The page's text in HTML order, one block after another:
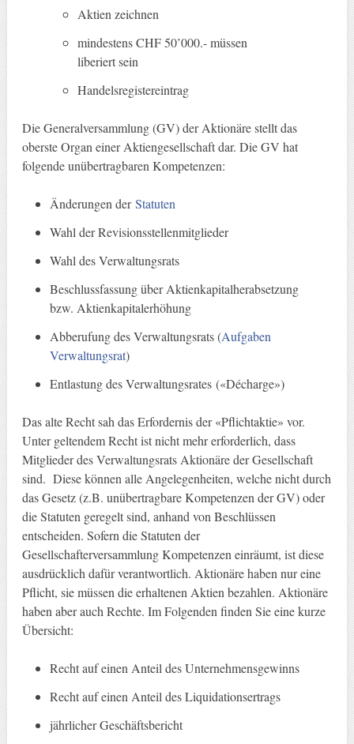
Aktien zeichnen
mindestens CHF 50’000.- müssen
liberiert sein
Handelsregistereintrag
Die Generalversammlung (GV) der Aktionäre stellt das
oberste Organ einer Aktiengesellschaft dar. Die GV hat
folgende unübertragbaren Kompetenzen:
Änderungen derStatuten
Wahl der Revisionsstellenmitglieder
Wahl des Verwaltungsrats
Beschlussfassung über Aktienkapitalherabsetzung
bzw. Aktienkapitalerhöhung
Abberufung des Verwaltungsrats (Aufgaben
Verwaltungsrat)
Entlastung des Verwaltungsrates («Décharge»)
Das alte Recht sah das Erfordernis der «Pflichtaktie» vor.
Unter geltendem Recht ist nicht mehr erforderlich, dass
Mitglieder des Verwaltungsrats Aktionäre der Gesellschaft
sind. Diese können alle Angelegenheiten, welche nicht durch
das Gesetz (z.B. unübertragbare Kompetenzen der GV) oder
die Statuten geregelt sind, anhand von Beschlüssen
entscheiden. Sofern die Statuten der
Gesellschafterversammlung Kompetenzen einräumt, ist diese
ausdrücklich dafür verantwortlich. Aktionäre haben nur eine
Pflicht, sie müssen die erhaltenen Aktien bezahlen. Aktionäre
haben aber auch Rechte. Im Folgenden finden Sie eine kurze
Übersicht:
Recht auf einen Anteil des Unternehmensgewinns
Recht auf einen Anteil des Liquidationsertrags
jährlicher Geschäftsbericht